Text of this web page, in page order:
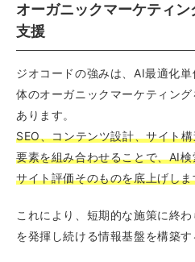
オーガニックマーケティ
支援
ジオコードの強みは、AI最適化
体のオーガニックマーケティン
あります。
SEO、コンテンツ設計、サイト
要素を組み合わせることで、AI
サイト評価そのものを底上げしま
これにより、短期的な施策に終
を発揮し続ける情報基盤を構築す